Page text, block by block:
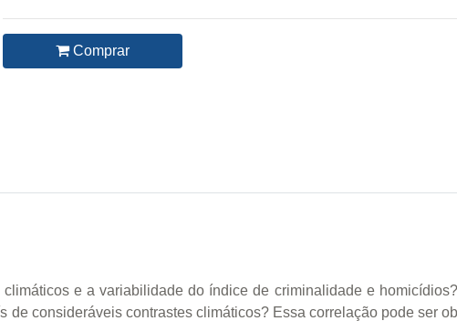
Comprar
e a variabilidade do índice de criminalidade e
consideráveis contrastes climáticos? Essa correlação pode ser